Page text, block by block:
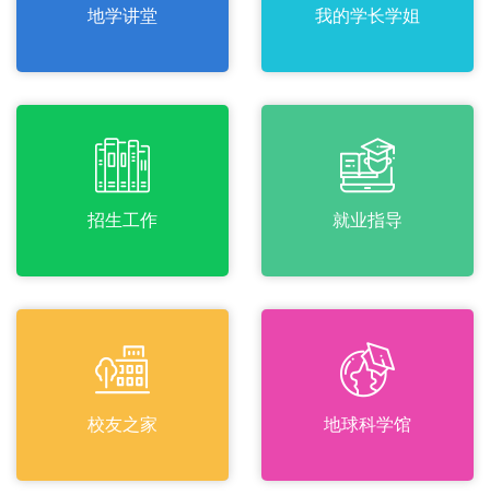
地学讲堂 我的学长学姐
招生工作 就业指导
校友之家 地球科学馆